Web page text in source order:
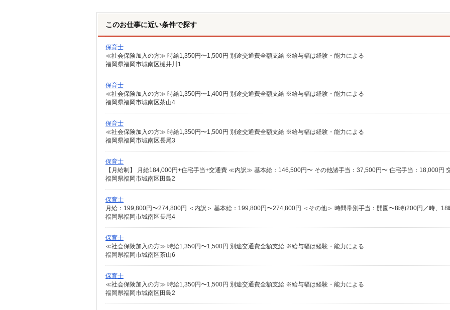
このお仕事に近い条件で探す
保育士
≪社会保険加入の方≫ 時給1,350円〜1,500円 別途交通費全額支給 ※給与幅は経験・能力による
福岡県福岡市城南区樋井川1
保育士
≪社会保険加入の方≫ 時給1,350円〜1,400円 別途交通費全額支給 ※給与幅は経験・能力による
福岡県福岡市城南区茶山4
保育士
≪社会保険加入の方≫ 時給1,350円〜1,500円 別途交通費全額支給 ※給与幅は経験・能力による
福岡県福岡市城南区長尾3
保育士
福岡県福岡市城南区田島2
保育士
福岡県福岡市城南区長尾4
保育士
≪社会保険加入の方≫ 時給1,350円〜1,500円 別途交通費全額支給 ※給与幅は経験・能力による
福岡県福岡市城南区茶山6
保育士
≪社会保険加入の方≫ 時給1,350円〜1,500円 別途交通費全額支給 ※給与幅は経験・能力による
福岡県福岡市城南区田島2